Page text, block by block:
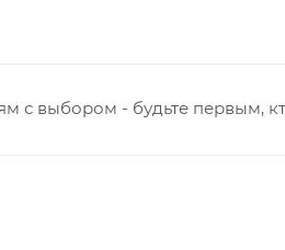
с выбором - будьте первым,